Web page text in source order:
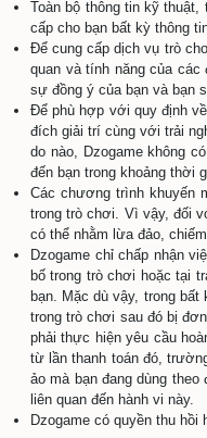
Thông
quyết
7. Bạn hiểu rõ
ứng dụng vào
và Dzogame
8. Bạn hiểu rõ
tháng (sáu
nghĩa vụ) xóa
9. Để
các ứng dụng
bị của bạn.
V. Dịch vụ trò
1. Khi bạn